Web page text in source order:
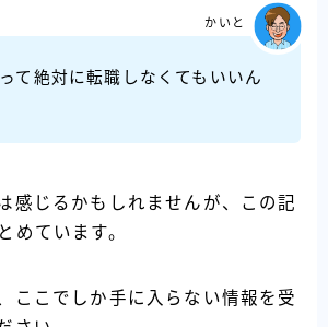
て絶対に転職しなくてもいいん
かいと
感じるかもしれませんが、この記
めています。
ここでしか手に入らない情報を受